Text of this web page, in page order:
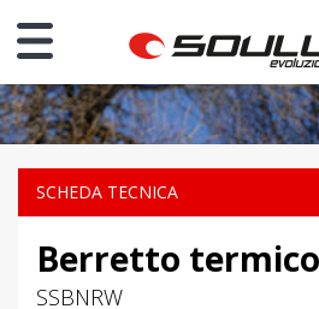
PERSONAL SCI
SCHEDA TECNICA
Berretto
SSBNRW